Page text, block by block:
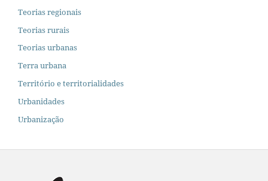
Teorias regionais
Teorias rurais
Teorias urbanas
Terra urbana
Território e territorialidades
Urbanidades
Urbanização